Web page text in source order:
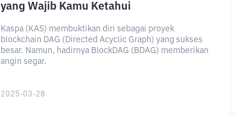
yang Wajib Kamu Ketahui
Kaspa (KAS) membuktikan diri sebagai proyek
blockchain DAG (Directed Acyclic Graph) yang sukses
besar. Namun, hadirnya BlockDAG (BDAG) memberikan
angin segar.
2025-03-28